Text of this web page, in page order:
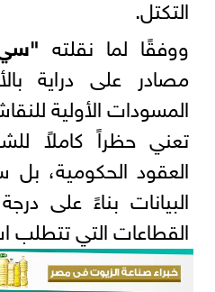
التكتل.
ووفقًا لما نقلته
مصادر على دراية
المسودات الأولية
تعني حظراً كاملاً
العقود الحكومية،
البيانات بناءً على
القطاعات التي تتطلب